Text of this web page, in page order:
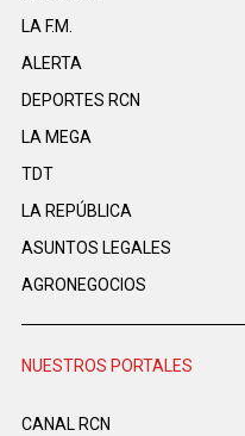
LA F.M.
ALERTA
DEPORTES RCN
LA MEGA
TDT
LA REPÚBLICA
ASUNTOS LEGALES
AGRONEGOCIOS
NUESTROS PORTALES
CANAL RCN